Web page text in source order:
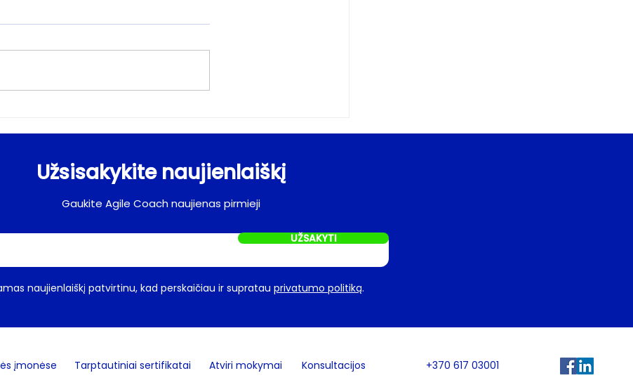
diegia Agile
Negotiable Valuable
Testable)
Užsisakykite naujienlaiškį
Gaukite Agile Coach naujienas pirmieji
UŽSAKYTI
naujienlaiškį patvirtinu, kad perskaičiau ir supratau privatumo politiką.
įmonėse Tarptautiniai sertifikatai Atviri mokymai Konsultacijos +370 617 03001